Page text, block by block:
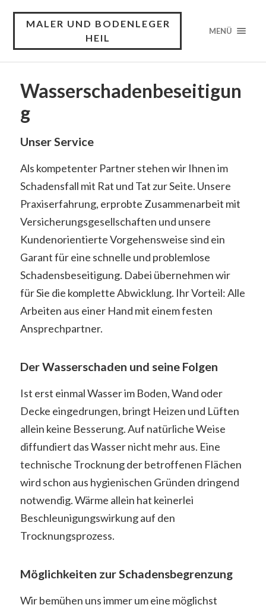
MALER UND BODENLEGER
HEIL
MENÜ
Wasserschadenbeseitigun
g
Unser Service
Als kompetenter Partner stehen wir Ihnen im
Schadensfall mit Rat und Tat zur Seite. Unsere
Praxiserfahrung, erprobte Zusammenarbeit mit
Versicherungsgesellschaften und unsere
Kundenorientierte Vorgehensweise sind ein
Garant für eine schnelle und problemlose
Schadensbeseitigung. Dabei übernehmen wir
für Sie die komplette Abwicklung. Ihr Vorteil: Alle
Arbeiten aus einer Hand mit einem festen
Ansprechpartner.
Der Wasserschaden und seine Folgen
Ist erst einmal Wasser im Boden, Wand oder
Decke eingedrungen, bringt Heizen und Lüften
allein keine Besserung. Auf natürliche Weise
diffundiert das Wasser nicht mehr aus. Eine
technische Trocknung der betroffenen Flächen
wird schon aus hygienischen Gründen dringend
notwendig. Wärme allein hat keinerlei
Beschleunigungswirkung auf den
Trocknungsprozess.
Möglichkeiten zur Schadensbegrenzung
Wir bemühen uns immer um eine möglichst